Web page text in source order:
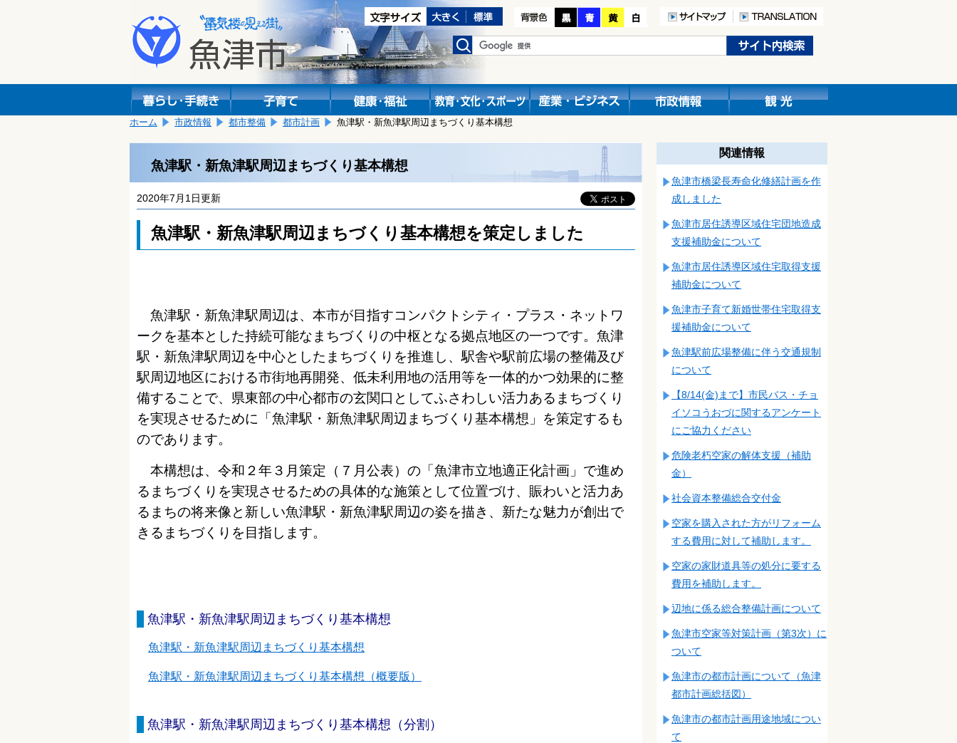
し
ホーム 市政情報 都市整備 都市計画 魚津駅・新魚津駅周辺まちづくり基本構想
魚津駅・新魚津駅周辺まちづくり基本構想
2020年7月1日更新
魚津駅・新魚津駅周辺まちづくり基本構想を策定しました
魚津駅・新魚津駅周辺は、本市が目指すコンパクトシティ・プラス・ネットワ
ークを基本とした持続可能なまちづくりの中枢となる拠点地区の一つです。 魚津
駅・新魚津駅周辺を中心としたまちづくりを推進し、駅舎や駅前広場の整備及び
駅周辺地区における市街地再開発、低未利用地の活用等を一体的かつ効果的に整
備することで、県東部の中心都市の玄関口としてふさわしい活力あるまちづくり
を実現させるために「魚津駅・新魚津駅周辺まちづくり基本構想」を策定するも
のであります。
本構想は、令和２年３月策定（７月公表）の「魚津市立地適正化計画」で進め
るまちづくりを実現させるための具体的な施策として位置づけ、賑わいと活力あ
るまちの将来像と新しい魚津駅・新魚津駅周辺の姿を描き、新たな魅力が創出で
きるまちづくりを目指します。
魚津駅・新魚津駅周辺まちづくり基本構想
魚津駅・新魚津駅周辺まちづくり基本構想
魚津駅・新魚津駅周辺まちづくり基本構想（概要版）
魚津駅・新魚津駅周辺まちづくり基本構想（分割）
関連情報
魚津市橋梁長寿命化修繕計画を作
成しました
魚津市居住誘導区域住宅団地造成
支援補助金について
魚津市居住誘導区域住宅取得支援
補助金について
魚津市子育て新婚世帯住宅取得支
援補助金について
魚津駅前広場整備に伴う交通規制
について
【8/14(金)まで】市民バス・チョ
イソコうおづに関するアンケート
にご協力ください
危険老朽空家の解体支援（補助
金）
社会資本整備総合交付金
空家を購入された方がリフォーム
する費用に対して補助します。
空家の家財道具等の処分に要する
費用を補助します。
辺地に係る総合整備計画について
魚津市空家等対策計画（第3次）に
ついて
魚津市の都市計画について（魚津
都市計画総括図）
魚津市の都市計画用途地域につい
て